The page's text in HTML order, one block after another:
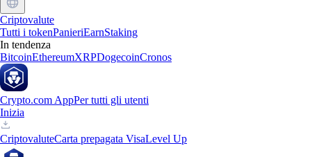
Criptovalute
Tutti i tokenPanieriEarnStaking
In tendenza
BitcoinEthereumXRPDogecoinCronos
Crypto.com AppPer tutti gli utenti
Inizia
CriptovaluteCarta prepagata VisaLevel Up